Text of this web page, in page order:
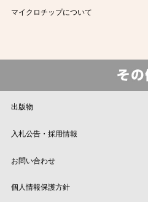
マイクロチップについて
出版物
入札公告・採用情報
お問い合わせ
個人情報保護方針